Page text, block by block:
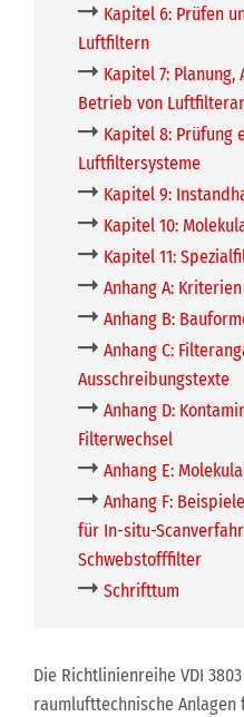
Kapitel 6: Prüfen
Luftfiltern
Kapitel 7: Planung,
Betrieb von
Kapitel 8: Prüfung
Luftfiltersysteme
Kapitel 9:
Kapitel 10:
Kapitel 11:
Anhang A:
Anhang B:
Anhang C:
Ausschreibungstexte
Anhang D:
Filterwechsel
Anhang E:
Anhang F:
für In-situ-
Schwebstofffilter
Schrifttum
Die Richtlinienreihe VDI
raumlufttechnische